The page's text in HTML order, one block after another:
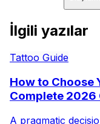
İlgili yazılar
Tattoo Guide
How to Choose
Complete 2026
A pragmatic